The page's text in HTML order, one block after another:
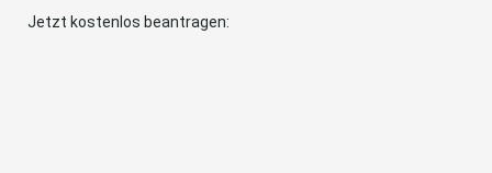
Jetzt kostenlos beantragen: